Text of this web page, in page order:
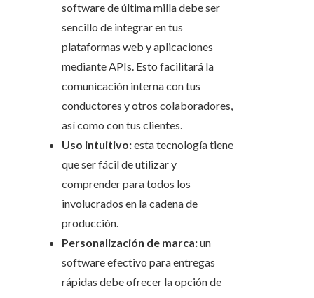
software de última milla debe ser
sencillo de integrar en tus
plataformas web y aplicaciones
mediante APIs. Esto facilitará la
comunicación interna con tus
conductores y otros colaboradores,
así como con tus clientes.
Uso intuitivo:esta tecnología tiene
que ser fácil de utilizar y
comprender para todos los
involucrados en la cadena de
producción.
Personalización de marca:un
software efectivo para entregas
rápidas debe ofrecer la opción de